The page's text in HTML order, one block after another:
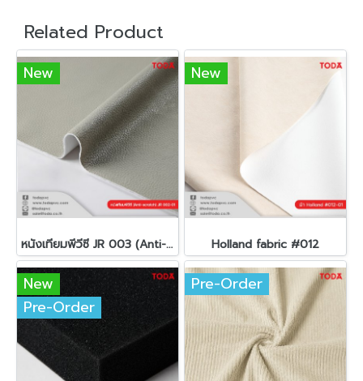
Related Product
New
หนังเทียมพีวีซี JR 003 (Anti-scratch)(copy)
New
Holland fabric #012
New
Pre-Order
Pre-Order